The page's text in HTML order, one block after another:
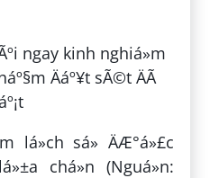
lá»ch sá»­ ÄÆ°á»£c
chá»n (Nguá»n: